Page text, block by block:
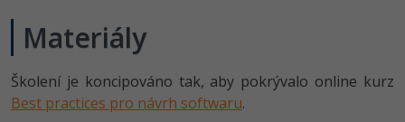
Materiály
Školení je koncipováno tak, aby pokrývalo online kurz
Best practices pro návrh softwaru.